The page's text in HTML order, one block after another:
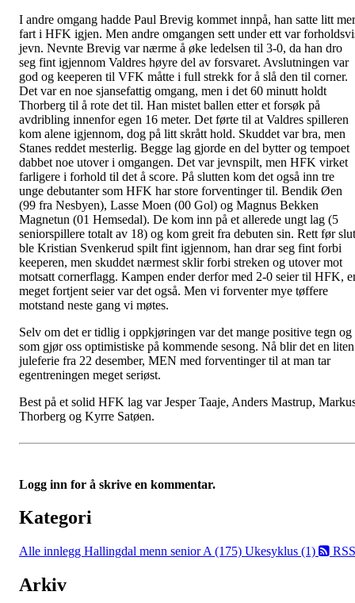
I andre omgang hadde Paul Brevig kommet innpå, han satte litt mer
fart i HFK igjen. Men andre omgangen sett under ett var
jevn. Nevnte Brevig var nærme å øke ledelsen til 3-0, da han dro
seg fint igjennom Valdres høyre del av forsvaret. Avslutningen var
god og keeperen til VFK måtte i full strekk for å slå den til corner.
Det var en noe sjansefattig omgang, men i det 60 minutt holdt
Thorberg til å rote det til. Han mistet ballen etter et forsøk på
avdribling innenfor egen 16 meter. Det førte til at Valdres spilleren
kom alene igjennom, dog på litt skrått hold. Skuddet var bra, men
Stanes reddet mesterlig. Begge lag gjorde en del bytter og tempoet
dabbet noe utover i omgangen. Det var jevnspilt, men HFK virket
farligere i forhold til det å score. På slutten kom det også inn tre
unge debutanter som HFK har store forventinger til. Bendik Øen
(99 fra Nesbyen), Lasse Moen (00 Gol) og Magnus Bekken
Magnetun (01 Hemsedal). De kom inn på et allerede ungt lag (5
seniorspillere totalt av 18) og kom greit fra debuten sin. Rett før
ble Kristian Svenkerud spilt fint igjennom, han drar seg fint forbi
keeperen, men skuddet nærmest sklir forbi streken og utover mot
motsatt cornerflagg. Kampen ender derfor med 2-0 seier til HFK,
meget fortjent seier var det også. Men vi forventer mye tøffere
motstand neste gang vi møtes.
Selv om det er tidlig i oppkjøringen var det mange positive tegn og
som gjør oss optimistiske på kommende sesong. Nå blir det en liten
juleferie fra 22 desember, MEN med forventinger til at man tar
egentreningen meget seriøst.
Best på et solid HFK lag var Jesper Taaje, Anders Mastrup,
Thorberg og Kyrre Satøen.
Logg inn for å skrive en kommentar.
Kategori
Alle innlegg Hallingdal menn senior A (175) Ukesyklus (1) RSS
Arkiv